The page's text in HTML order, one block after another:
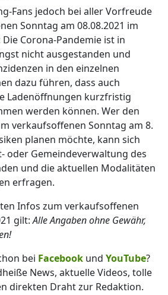
Fans jedoch bei aller Vorfreude
Sonntag am 08.08.2021 im
Corona-Pandemie ist in
nicht ausgestanden und
in den einzelnen
dazu führen, dass auch
Ladenöffnungen kurzfristig
werden können. Wer den
verkaufsoffenen Sonntag am 8.
planen möchte, kann sich
oder Gemeindeverwaltung des
und die aktuellen Modalitäten
erfragen.
Infos zum verkaufsoffenen
gilt:Alle Angaben ohne Gewähr,
bei Facebook und YouTube?
News, aktuelle Videos, tolle
direkten Draht zur Redaktion.